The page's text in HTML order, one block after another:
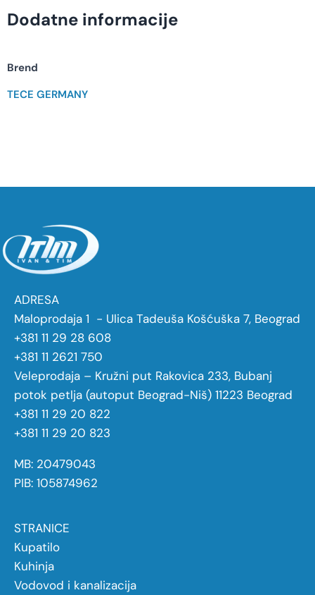
Dodatne informacije
Brend
TECE GERMANY
ADRESA
Maloprodaja 1 - Ulica Tadeuša Košćuška 7, Beograd
+381 11 29 28 608
+381 11 2621 750
Veleprodaja – Kružni put Rakovica 233, Bubanj
potok petlja (autoput Beograd-Niš) 11223 Beograd
+381 11 29 20 822
+381 11 29 20 823
MB: 20479043
PIB: 105874962
STRANICE
Kupatilo
Kuhinja
Vodovod i kanalizacija